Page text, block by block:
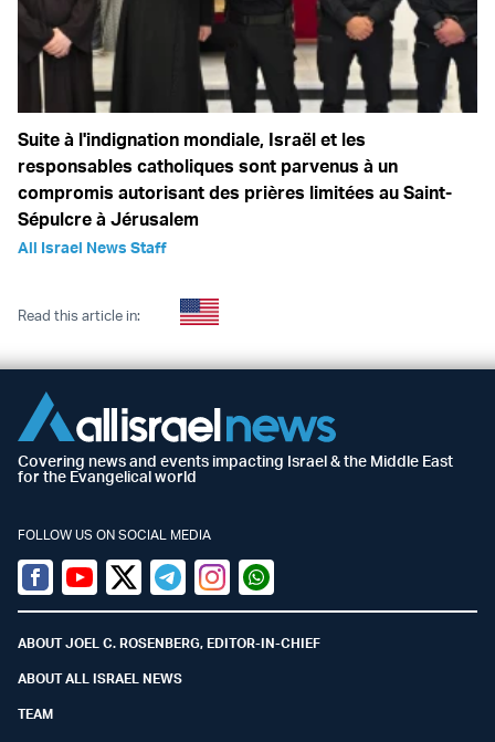
Suite à l'indignation mondiale, Israël et les
responsables catholiques sont parvenus à un
compromis autorisant des prières limitées au Saint-
Sépulcre à Jérusalem
All Israel News Staff
Read this article in:
Covering news and events impacting Israel & the Middle East
for the Evangelical world
FOLLOW US ON SOCIAL MEDIA
Facebook
YoutubeTwitter (X)
TelegramInstagramWhatsapp
ABOUT JOEL C. ROSENBERG, EDITOR-IN-CHIEF
ABOUT ALL ISRAEL NEWS
TEAM